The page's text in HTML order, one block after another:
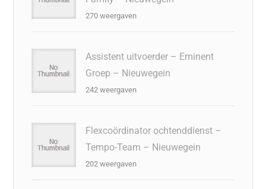
270 weergaven
Assistent uitvoerder – Eminent
Groep – Nieuwegein
242 weergaven
Flexcoördinator ochtenddienst –
Tempo-Team – Nieuwegein
202 weergaven